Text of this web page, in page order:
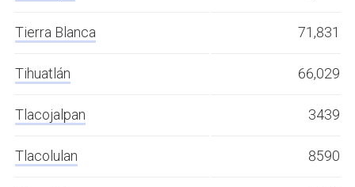
Tierra Blanca 71,831
Tihuatlán 66,029
Tlacojalpan 3439
Tlacolulan 8590